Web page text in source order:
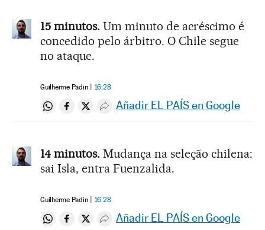
15 minutos. Um minuto de acréscimo é
concedido pelo árbitro. O Chile segue
no ataque.
Guilherme Padin 16:28
Compartir en Whatsapp
Compartir en Facebook
Compartir en Twitter
Desplegar Redes Sociales
Añadir EL PAÍS en Google
14 minutos. Mudança na seleção chilena:
sai Isla, entra Fuenzalida.
Guilherme Padin 16:28
Compartir en Whatsapp
Compartir en Facebook
Compartir en Twitter
Desplegar Redes Sociales
Añadir EL PAÍS en Google